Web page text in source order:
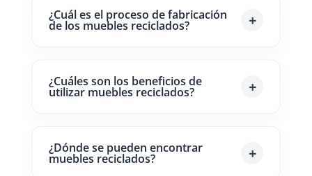
¿Cuál es el proceso de fabricación
de los muebles reciclados?
¿Cuáles son los beneficios de
utilizar muebles reciclados?
¿Dónde se pueden encontrar
muebles reciclados?